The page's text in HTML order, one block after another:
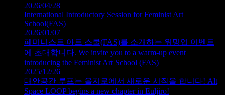
2026/04/28
International Introductory Session for Feminist Art
School(FAS)
2026/01/07
페미니스트 아트 스쿨(FAS)를 소개하는 워밍업 이벤트
에 초대합니다. We invite you to a warm-up event
introducing the Feminist Art School (FAS)
2025/12/26
대안공간 루프는 을지로에서 새로운 시작을 합니다! Alt
Space LOOP begins a new chapter in Euljiro!